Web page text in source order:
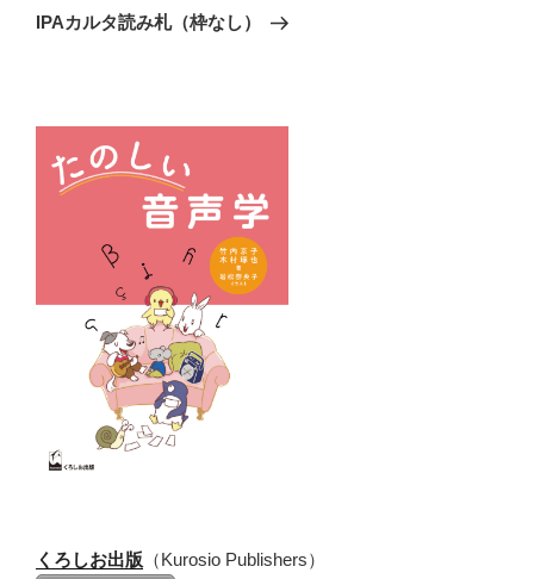
ゲ
ン
の
IPAカルタ読み札（枠なし）
くろしお出版 （Kurosio Publishers）